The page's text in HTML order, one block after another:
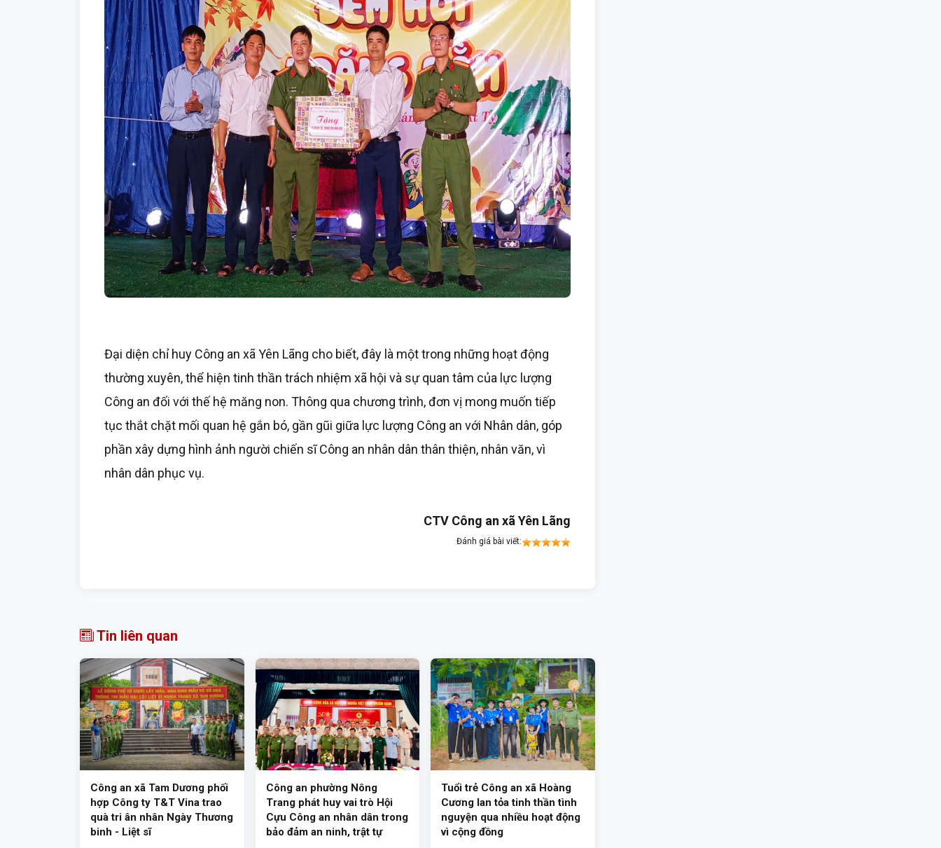
Đại diện chỉ huy Công an xã Yên Lãng cho biết, đây là một trong những hoạt động
thường xuyên, thể hiện tinh thần trách nhiệm xã hội và sự quan tâm của lực lượng
Công an đối với thế hệ măng non. Thông qua chương trình, đơn vị mong muốn tiếp
tục thắt chặt mối quan hệ gắn bó, gần gũi giữa lực lượng Công an với Nhân dân, góp
phần xây dựng hình ảnh người chiến sĩ Công an nhân dân thân thiện, nhân văn, vì
nhân dân phục vụ.
CTV Công an xã Yên Lãng
Đánh giá bài viết:
Tin liên quan
Công an xã Tam Dương phối
hợp Công ty T&T Vina trao
quà tri ân nhân Ngày Thương
binh - Liệt sĩ
Công an phường Nông
Trang phát huy vai trò Hội
Cựu Công an nhân dân trong
bảo đảm an ninh, trật tự
Tuổi trẻ Công an xã Hoàng
Cương lan tỏa tinh thần tình
nguyện qua nhiều hoạt động
vì cộng đồng